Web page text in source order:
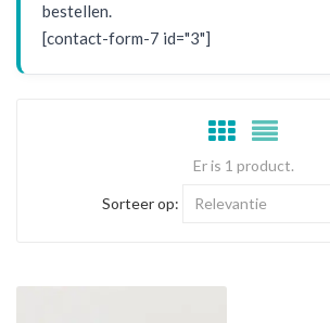
bestellen.
[contact-form-7 id="3"]
Er is 1 product.
Sorteer op: Relevantie